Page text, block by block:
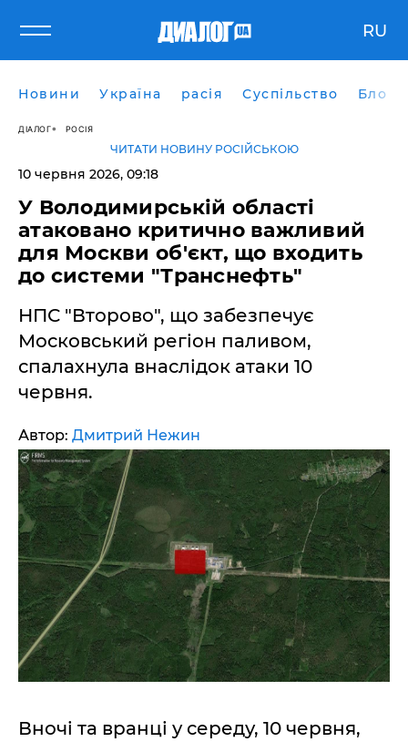
RU
Новини Україна расія Суспільство Блоги
ДІАЛОГ РОСІЯ
ЧИТАТИ НОВИНУ РОСІЙСЬКОЮ
10 червня 2026, 09:18
У Володимирській області
атаковано критично важливий
для Москви об'єкт, що входить
до системи "Транснефть"
НПС "Второво", що забезпечує
Московський регіон паливом,
спалахнула внаслідок атаки 10
червня.
Автор: Дмитрий Нежин
Вночі та вранці у середу, 10 червня,